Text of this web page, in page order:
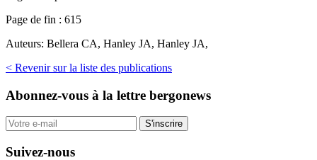
Page de fin : 615
Auteurs: Bellera CA, Hanley JA, Hanley JA,
< Revenir sur la liste des publications
Abonnez-vous à la lettre bergonews
S'inscrire
Suivez-nous